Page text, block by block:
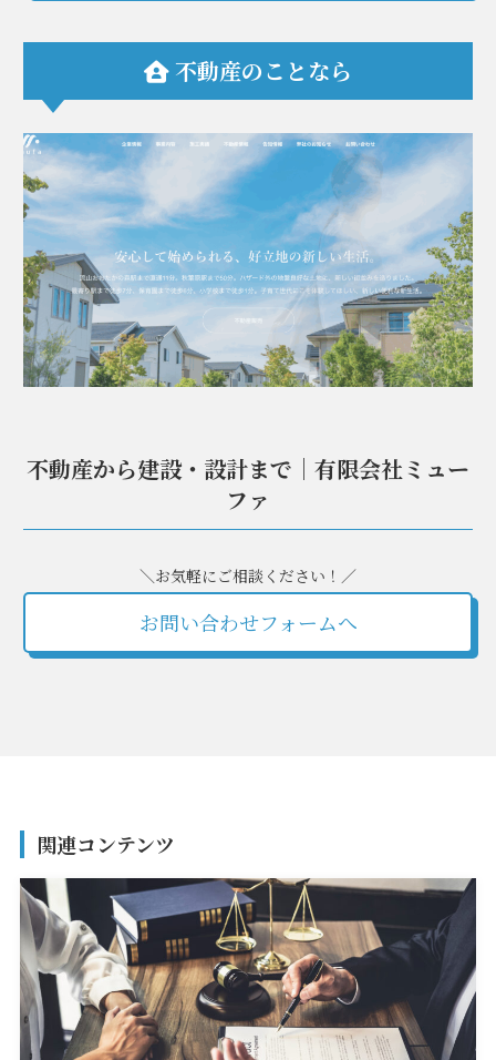
不動産のことなら
不動産から建設・設計まで｜有限会社ミュー
ファ
＼お気軽にご相談ください！／
お問い合わせフォームへ
関連コンテンツ